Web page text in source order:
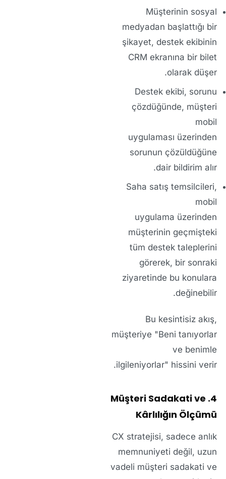
Müşterinin sosyal
medyadan başlattığı bir
şikayet, destek ekibinin
CRM ekranına bir bilet
olarak düşer.
Destek ekibi, sorunu
çözdüğünde, müşteri
mobil
uygulaması üzerinden
sorunun çözüldüğüne
dair bildirim alır.
Saha satış temsilcileri,
mobil
uygulama üzerinden
müşterinin geçmişteki
tüm destek taleplerini
görerek, bir sonraki
ziyaretinde bu konulara
değinebilir.
Bu kesintisiz akış,
müşteriye "Beni tanıyorlar
ve benimle
ilgileniyorlar" hissini verir.
4. Müşteri Sadakati ve
Kârlılığın Ölçümü
CX stratejisi, sadece anlık
memnuniyeti değil, uzun
vadeli müşteri sadakati ve